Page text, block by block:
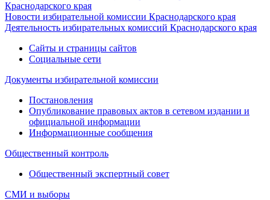
Краснодарского края
Новости избирательной комиссии Краснодарского края
Деятельность избирательных комиссий Краснодарского края
Сайты и страницы сайтов
Социальные сети
Документы избирательной комиссии
Постановления
Опубликование правовых актов в сетевом издании и
официальной информации
Информационные сообщения
Общественный контроль
Общественный экспертный совет
СМИ и выборы